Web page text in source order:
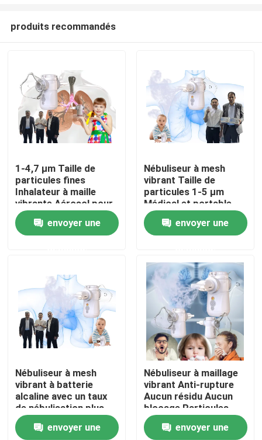
Maison
Produits
Au sujet de nous
Contrôle de qualité
Contact USA
Cas
Mesh Nebulizer portatif
produits recommandés
1-4,7 μm Taille de
particules fines
Inhalateur à maille
vibrante Aérosol pour
enfants ou adultes
envoyer une
Nébuliseur à mesh
vibrant Taille de
particules 1-5 μm
Médical et portable
Anti-rupture Aucun
résidu Aucun blocage
envoyer une
Nébuliseur à mesh
vibrant à batterie
alcaline avec un taux
de nébulisation plus
élevé IPx4 étanche
envoyer une
Nébuliseur à maillage
vibrant Anti-rupture
Aucun résidu Aucun
blocage Particules
fines
envoyer une